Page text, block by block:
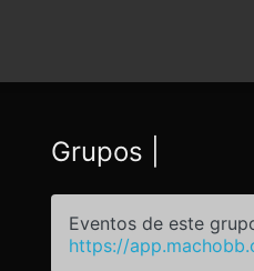
Grupos |
Eventos de este
https://